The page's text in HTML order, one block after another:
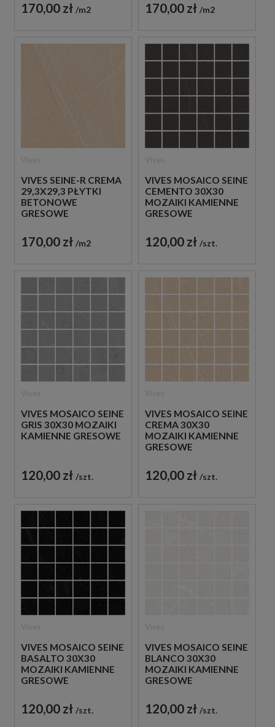
170,00 zł m2 170,00 zł m2
VIVES SEINE-R CREMA
29,3X29,3 PŁYTKI
BETONOWE
GRESOWE
170,00 zł m2
VIVES MOSAICO SEINE
CEMENTO 30X30
MOZAIKI KAMIENNE
GRESOWE
120,00 zł szt.
VIVES MOSAICO SEINE
GRIS 30X30 MOZAIKI
KAMIENNE GRESOWE
120,00 zł szt.
VIVES MOSAICO SEINE
CREMA 30X30
MOZAIKI KAMIENNE
GRESOWE
120,00 zł szt.
VIVES MOSAICO SEINE
BASALTO 30X30
MOZAIKI KAMIENNE
GRESOWE
120,00 zł szt.
VIVES MOSAICO SEINE
BLANCO 30X30
MOZAIKI KAMIENNE
GRESOWE
120,00 zł szt.